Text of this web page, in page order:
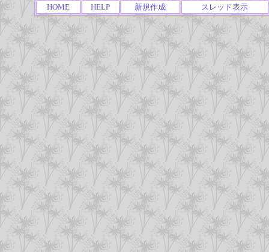
HOME HELP 新規作成 スレッド表示